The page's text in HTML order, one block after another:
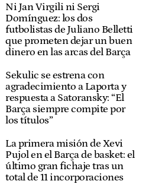
Ni Jan Virgili ni Sergi
Domínguez: los dos
futbolistas de Juliano Belletti
que prometen dejar un buen
dinero en las arcas del Barça
Sekulic se estrena con
agradecimiento a Laporta y
respuesta a Satoransky: “El
Barça siempre compite por
los títulos”
La primera misión de Xevi
Pujol en el Barça de basket: el
último gran fichaje tras un
total de 11 incorporaciones